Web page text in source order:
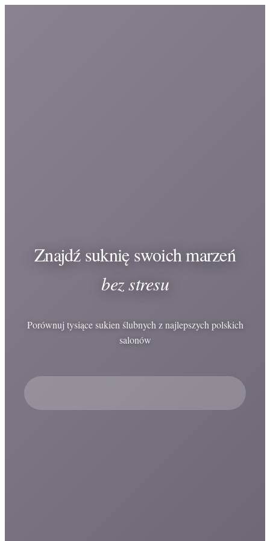
Znajdź suknię swoich marzeń
bez stresu
Porównuj tysiące sukien ślubnych z najlepszych polskich
salonów